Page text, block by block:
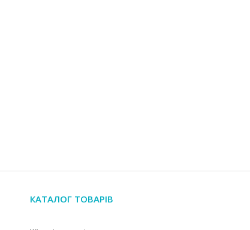
КАТАЛОГ ТОВАРІВ